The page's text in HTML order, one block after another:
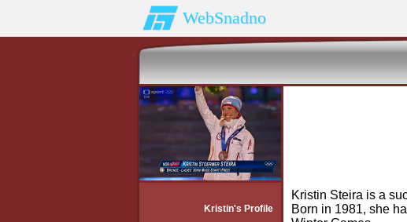
WebSnadno
Kristin's Profile
Kristin Steira is a
Born in 1981, she